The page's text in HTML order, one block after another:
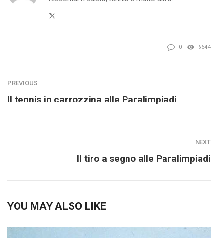
0 6644
PREVIOUS
Il tennis in carrozzina alle Paralimpiadi
NEXT
Il tiro a segno alle Paralimpiadi
YOU MAY ALSO LIKE